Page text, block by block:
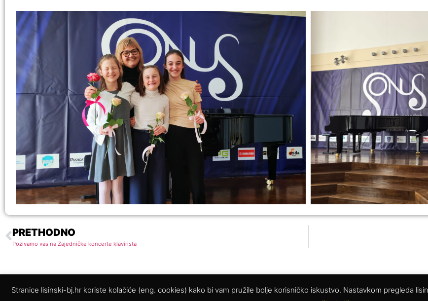
PRETHODNO
Pozivamo vas na Zajedničke koncerte klavirista
© 2025. Glazbena škola Vatroslava Lisinskog Bjelovar
Stranice lisinski-bj.hr koriste kolačiće (eng. cookies) kako bi vam pružile bolje korisničko iskustvo. Nastavkom pregleda